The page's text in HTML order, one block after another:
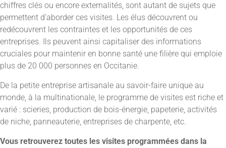
chiffres clés ou encore externalités, sont autant de sujets que
permettent d’aborder ces visites. Les élus découvrent ou
redécouvrent les contraintes et les opportunités de ces
entreprises. Ils peuvent ainsi capitaliser des informations
cruciales pour maintenir en bonne santé une filière qui emploie
plus de 20 000 personnes en Occitanie.
De la petite entreprise artisanale au savoir-faire unique au
monde, à la multinationale, le programme de visites est riche et
varié : scieries, production de bois-énergie, papeterie, activités
de niche, panneauterie, entreprises de charpente, etc.
Vous retrouverez toutes les visites programmées dans la